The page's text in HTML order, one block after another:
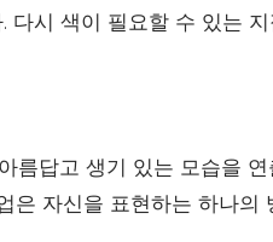
다시 색이 필요할 수 있는
름답고 생기 있는 모습을
은 자신을 표현하는 하나의